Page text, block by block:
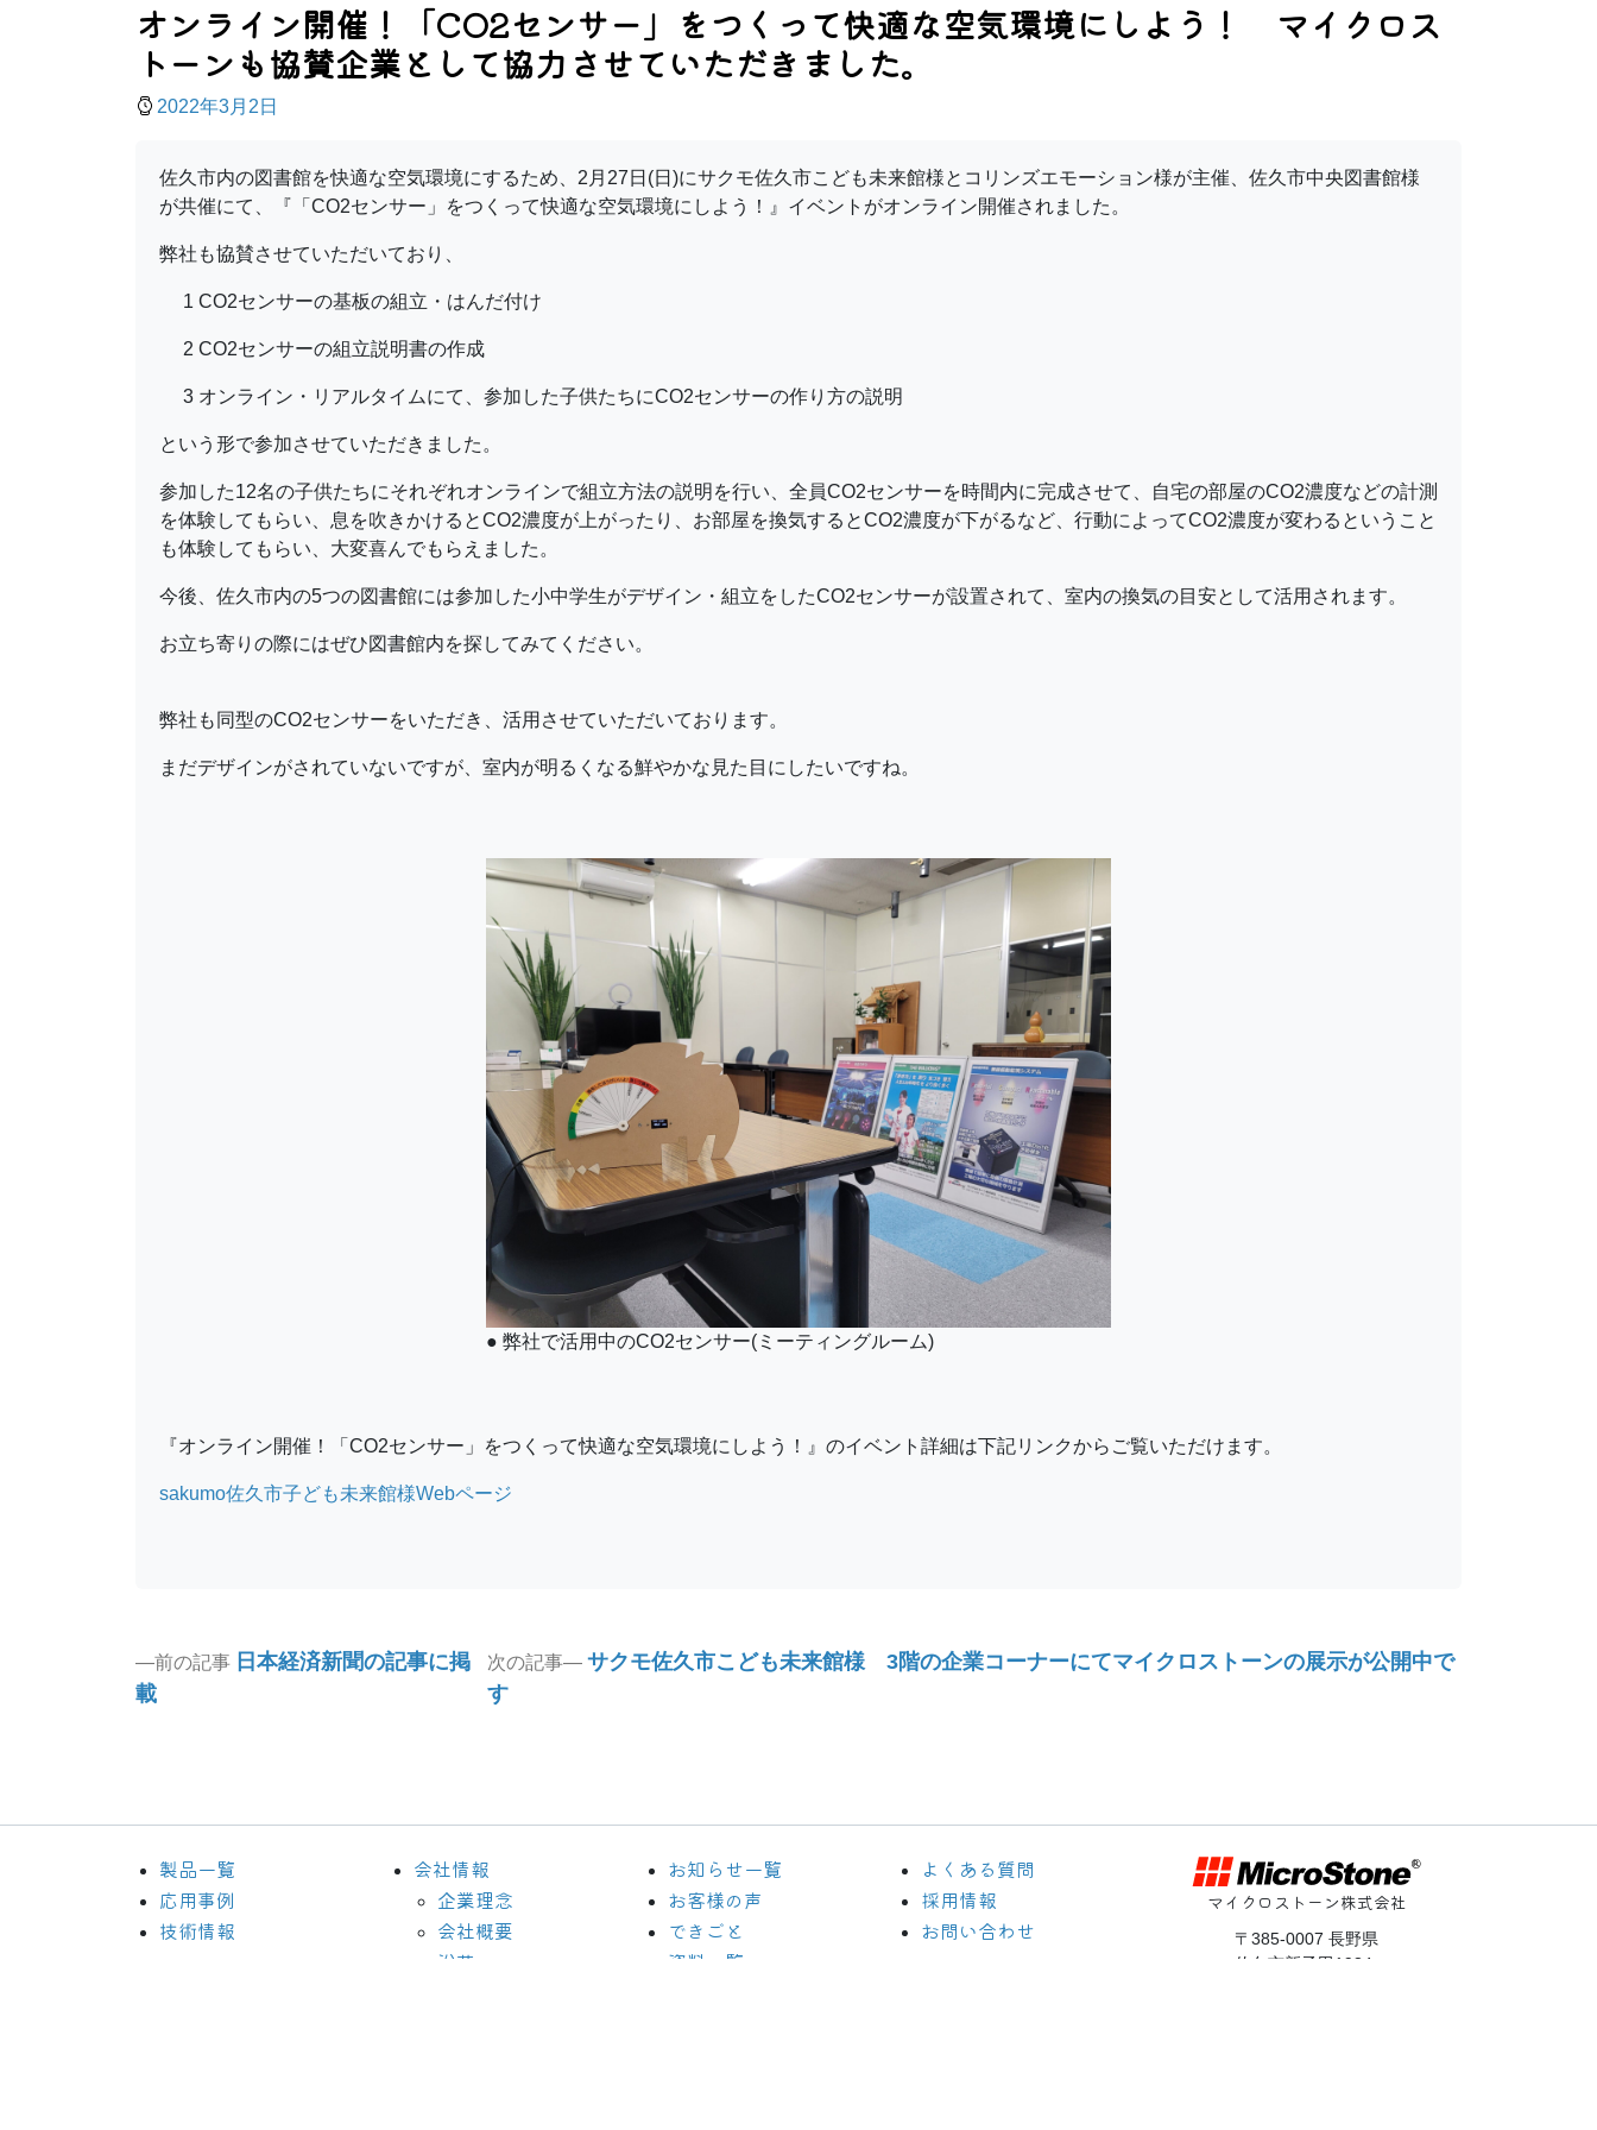
オンライン開催！「CO2センサー」をつくって快適な空気環境にしよう！ マイクロス
トーンも協賛企業として協力させていただきました。
2022年3月2日
佐久市内の図書館を快適な空気環境にするため、2月27日(日)にサクモ佐久市こども未来館様とコリンズエモーション様が主催、佐久市中央図書館様
が共催にて、『「CO2センサー」をつくって快適な空気環境にしよう！』イベントがオンライン開催されました。
弊社も協賛させていただいており、
1 CO2センサーの基板の組立・はんだ付け
2 CO2センサーの組立説明書の作成
3 オンライン・リアルタイムにて、参加した子供たちにCO2センサーの作り方の説明
という形で参加させていただきました。
参加した12名の子供たちにそれぞれオンラインで組立方法の説明を行い、全員CO2センサーを時間内に完成させて、自宅の部屋のCO2濃度などの計測
を体験してもらい、息を吹きかけるとCO2濃度が上がったり、お部屋を換気するとCO2濃度が下がるなど、行動によってCO2濃度が変わるということ
も体験してもらい、大変喜んでもらえました。
今後、佐久市内の5つの図書館には参加した小中学生がデザイン・組立をしたCO2センサーが設置されて、室内の換気の目安として活用されます。
お立ち寄りの際にはぜひ図書館内を探してみてください。
弊社も同型のCO2センサーをいただき、活用させていただいております。
まだデザインがされていないですが、室内が明るくなる鮮やかな見た目にしたいですね。
● 弊社で活用中のCO2センサー(ミーティングルーム)
『オンライン開催！「CO2センサー」をつくって快適な空気環境にしよう！』のイベント詳細は下記リンクからご覧いただけます。
sakumo佐久市子ども未来館様Webページ
投
ビ
ゲ
ー
前の記事 Previous
日本経済新聞の記事に掲
載
次の記事
Next
サクモ佐久市こども未来館様 3階の企業コーナーにてマイクロストーンの展示が公開中で
す
マイクロストーン株式会社
〒385-0007 長野県
佐久市新子田1934
製品一覧
応用事例
技術情報
会社情報
企業理念
会社概要
沿革
お知らせ一覧
お客様の声
できごと
資料一覧
よくある質問
採用情報
お問い合わせ